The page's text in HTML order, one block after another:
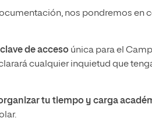
nos pondremos en
de acceso única para el
cualquier inquietud que
tu tiempo y carga